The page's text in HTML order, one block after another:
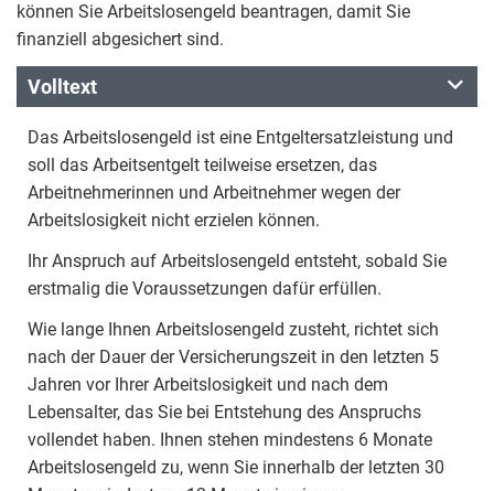
können Sie Arbeitslosengeld beantragen, damit Sie
finanziell abgesichert sind.
Volltext
Das Arbeitslosengeld ist eine Entgeltersatzleistung und
soll das Arbeitsentgelt teilweise ersetzen, das
Arbeitnehmerinnen und Arbeitnehmer wegen der
Arbeitslosigkeit nicht erzielen können.
Ihr Anspruch auf Arbeitslosengeld entsteht, sobald Sie
erstmalig die Voraussetzungen dafür erfüllen.
Wie lange Ihnen Arbeitslosengeld zusteht, richtet sich
nach der Dauer der Versicherungszeit in den letzten 5
Jahren vor Ihrer Arbeitslosigkeit und nach dem
Lebensalter, das Sie bei Entstehung des Anspruchs
vollendet haben. Ihnen stehen mindestens 6 Monate
Arbeitslosengeld zu, wenn Sie innerhalb der letzten 30